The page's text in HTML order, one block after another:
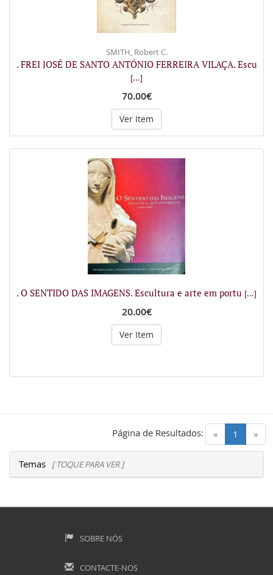
SMITH, Robert C.
. FREI JOSÉ DE SANTO ANTÓNIO FERREIRA VILAÇA. Escu
[...]
70.00€
Ver Item
. O SENTIDO DAS IMAGENS. Escultura e arte em portu [...]
20.00€
Ver Item
« 1 (current)
»
Página de Resultados:
Temas [ TOQUE PARA VER ]
SOBRE NÓS
CONTACTE-NOS